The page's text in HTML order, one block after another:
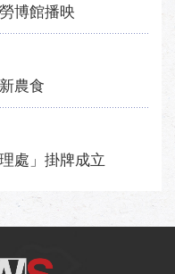
博館播映
農食
處」掛牌成立